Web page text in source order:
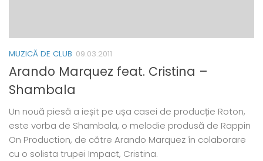
MUZICĂ DE CLUB 09.03.2011
Arando Marquez feat. Cristina –
Shambala
Un nouă piesă a ieșit pe ușa casei de producție Roton,
este vorba de Shambala, o melodie produsă de Rappin
On Production, de către Arando Marquez în colaborare
cu o solista trupei Impact, Cristina.